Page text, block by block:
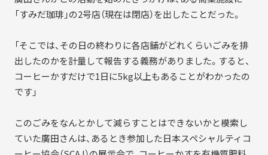
「すみだ珈琲」の2号店（現在は閉店）を出したことだった。
「そこでは、その日の終わりに各店舗がどれくらいごみを排
出したのかを計量して報告する義務がありました。すると、
コーヒーかすだけで1日に5kg以上もあることがわかったの
です」
このごみをなんとかして減らすことはできないかと模索し
ていた廣田さんは、あるとき参加した日本スペシャルティコ